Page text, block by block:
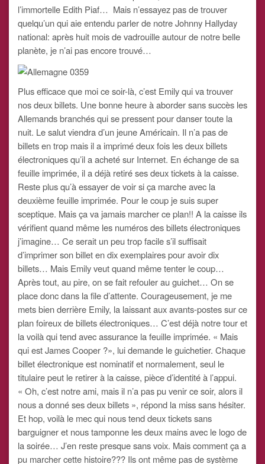
l’immortelle Edith Piaf… Mais n’essayez pas de trouver
quelqu’un qui aie entendu parler de notre Johnny Hallyday
national: après huit mois de vadrouille autour de notre belle
planète, je n’ai pas encore trouvé…
Plus efficace que moi ce soir-là, c’est Emily qui va trouver
nos deux billets. Une bonne heure à aborder sans succès les
Allemands branchés qui se pressent pour danser toute la
nuit. Le salut viendra d’un jeune Américain. Il n’a pas de
billets en trop mais il a imprimé deux fois les deux billets
électroniques qu’il a acheté sur Internet. En échange de sa
feuille imprimée, il a déjà retiré ses deux tickets à la caisse.
Reste plus qu’à essayer de voir si ça marche avec la
deuxième feuille imprimée. Pour le coup je suis super
sceptique. Mais ça va jamais marcher ce plan!! A la caisse ils
vérifient quand même les numéros des billets électroniques
j’imagine… Ce serait un peu trop facile s’il suffisait
d’imprimer son billet en dix exemplaires pour avoir dix
billets… Mais Emily veut quand même tenter le coup…
Après tout, au pire, on se fait refouler au guichet… On se
place donc dans la file d’attente. Courageusement, je me
mets bien derrière Emily, la laissant aux avants-postes sur ce
plan foireux de billets électroniques… C’est déjà notre tour et
la voilà qui tend avec assurance la feuille imprimée. « Mais
qui est James Cooper ?», lui demande le guichetier. Chaque
billet électronique est nominatif et normalement, seul le
titulaire peut le retirer à la caisse, pièce d’identité à l’appui.
« Oh, c’est notre ami, mais il n’a pas pu venir ce soir, alors il
nous a donné ses deux billets », répond la miss sans hésiter.
Et hop, voilà le mec qui nous tend deux tickets sans
barguigner et nous tamponne les deux mains avec le logo de
la soirée… J’en reste presque sans voix. Mais comment ça a
pu marcher cette histoire??? Ils ont même pas de système